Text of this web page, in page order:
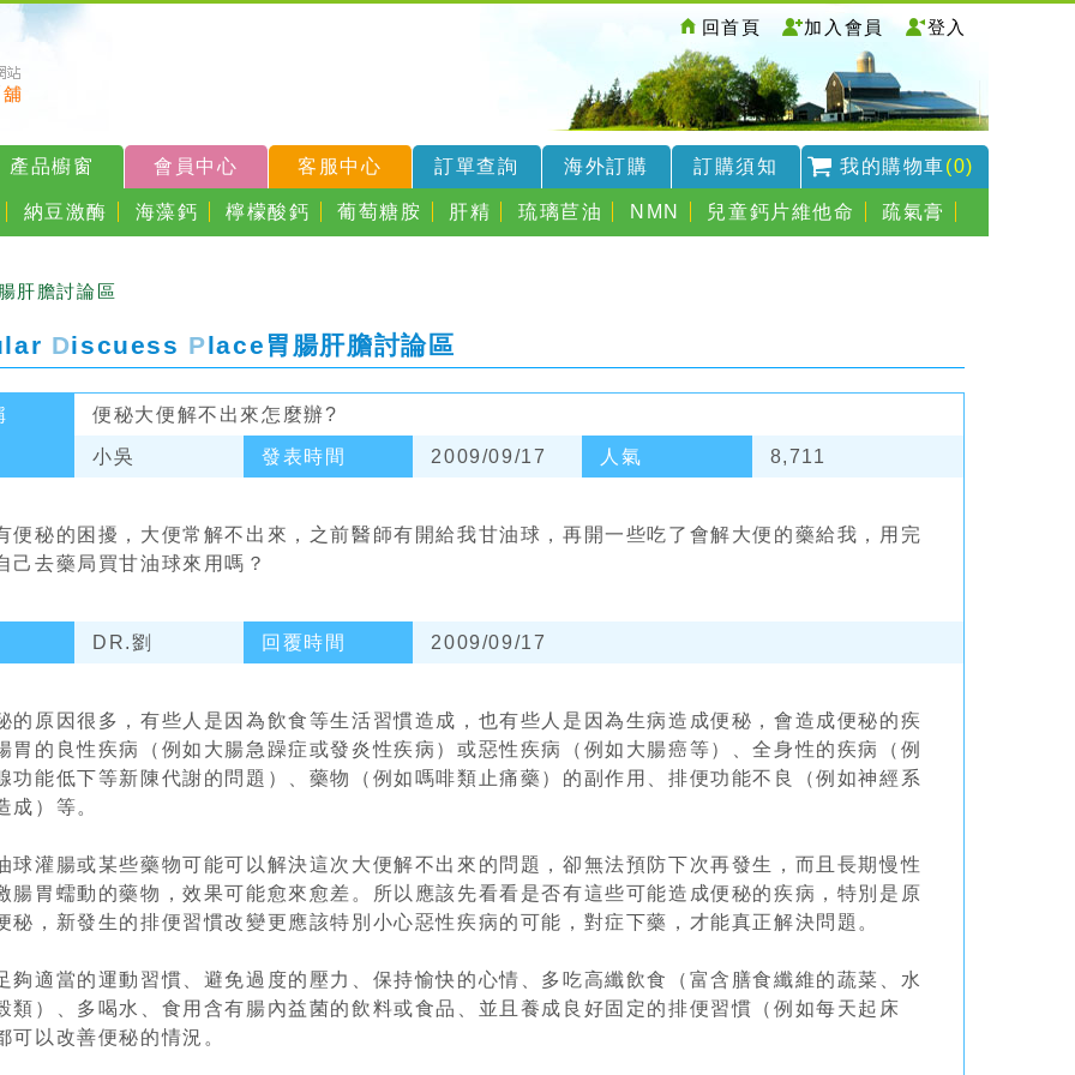
回首頁 加入會員 登入
產品櫥窗 會員中心 客服中心 訂單查詢 海外訂購 訂購須知 我的購物車(0)
納豆激酶 海藻鈣 檸檬酸鈣 葡萄糖胺 肝精 琉璃苣油 NMN 兒童鈣片維他命 疏氣膏
肝膽討論區
Discuess Place 胃腸肝膽討論區
便秘大便解不出來怎麼辦?
小吳 發表時間 2009/09/17 人氣 8,711
便秘的困擾，大便常解不出來，之前醫師有開給我甘油球，再開一些吃了會解大便的藥給我，用完
己去藥局買甘油球來用嗎？
DR.劉 回覆時間 2009/09/17
的原因很多，有些人是因為飲食等生活習慣造成，也有些人是因為生病造成便秘，會造成便秘的疾
胃的良性疾病（例如大腸急躁症或發炎性疾病）或惡性疾病（例如大腸癌等）、全身性的疾病（例
功能低下等新陳代謝的問題）、藥物（例如嗎啡類止痛藥）的副作用、排便功能不良（例如神經系
成）等。
球灌腸或某些藥物可能可以解決這次大便解不出來的問題，卻無法預防下次再發生，而且長期慢性
腸胃蠕動的藥物，效果可能愈來愈差。所以應該先看看是否有這些可能造成便秘的疾病，特別是原
秘，新發生的排便習慣改變更應該特別小心惡性疾病的可能，對症下藥，才能真正解決問題。
夠適當的運動習慣、避免過度的壓力、保持愉快的心情、多吃高纖飲食（富含膳食纖維的蔬菜、水
類）、多喝水、食用含有腸內益菌的飲料或食品、並且養成良好固定的排便習慣（例如每天起床
可以改善便秘的情況。